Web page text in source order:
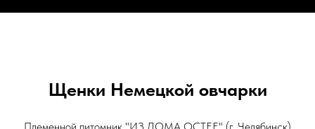
Щенки Немецкой овчарки